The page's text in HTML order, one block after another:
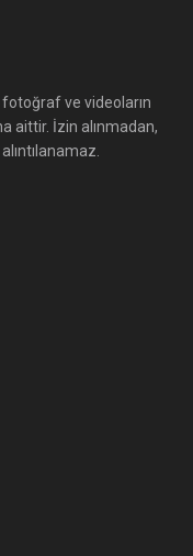
fotoğraf ve videoların
aittir. İzin alınmadan,